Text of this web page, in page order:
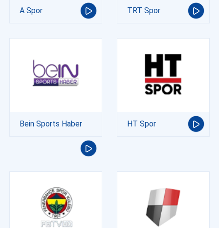
A Spor TRT Spor
Bein Sports Haber HT Spor